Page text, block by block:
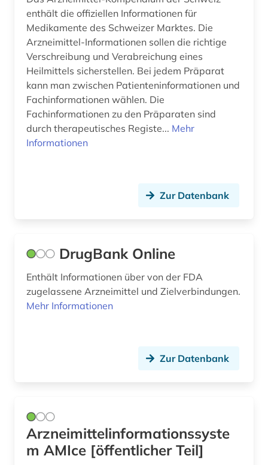
enthält die offiziellen Informationen für
Medikamente des Schweizer Marktes. Die
Arzneimittel-Informationen sollen die richtige
Verschreibung und Verabreichung eines
Heilmittels sicherstellen. Bei jedem Präparat
kann man zwischen Patienteninformationen und
Fachinformationen wählen. Die
Fachinformationen zu den Präparaten sind
durch therapeutisches Registe... Mehr
Informationen
Zur Datenbank
DrugBank Online
Enthält Informationen über von der FDA
zugelassene Arzneimittel und Zielverbindungen.
Mehr Informationen
Zur Datenbank
Arzneimittelinformationssyste
m AMIce [öffentlicher Teil]